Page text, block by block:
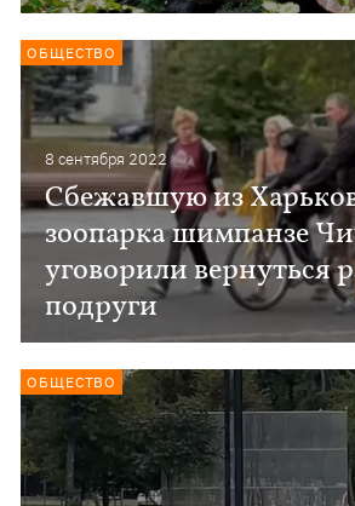
8 сентября 2022
Сбежавшую из
зоопарка шимпанзе
уговорили вернуться
подруги
ОБЩЕСТВО
ОБЩЕСТВО